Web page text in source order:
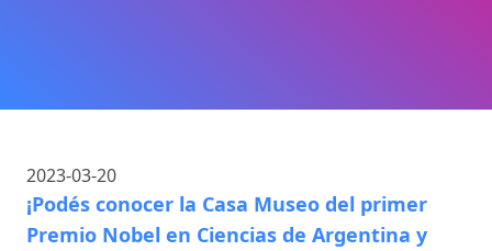
2023-03-20
¡Podés conocer la Casa Museo del primer
Premio Nobel en Ciencias de Argentina y